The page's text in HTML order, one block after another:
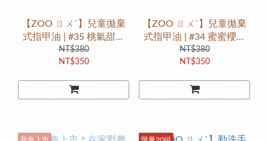
【ZOO ㄖㄨˋ】兒童拋棄
式指甲油 | #35 桃氣甜甜
圈｜醬醬甜點系列
NT$380
NT$350
【ZOO ㄖㄨˋ】兒童拋棄
式指甲油 | #34 蜜蜜櫻桃
派｜醬醬甜點系列
NT$380
NT$350